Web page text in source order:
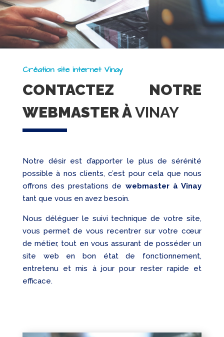
Création site internet Vinay
CONTACTEZ NOTRE
WEBMASTER ÀVINAY
Notre désir est d’apporter le plus de sérénité
possible à nos clients, c’est pour cela que nous
offrons des prestations de webmaster à Vinay
tant que vous en avez besoin.
Nous déléguer le suivi technique de votre site,
vous permet de vous recentrer sur votre cœur
de métier, tout en vous assurant de posséder un
site web en bon état de fonctionnement,
entretenu et mis à jour pour rester rapide et
efficace.